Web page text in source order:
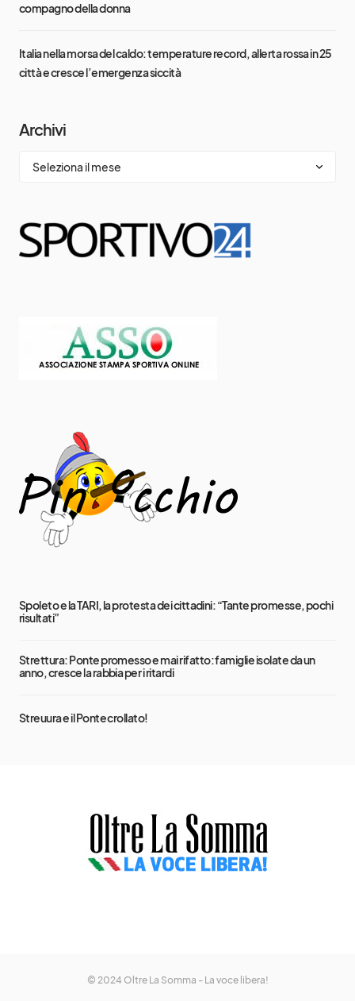
compagno della donna
Italia nella morsa del caldo: temperature record, allerta rossa in 25
città e cresce l’emergenza siccità
Archivi
Spoleto e la TARI, la protesta dei cittadini: “Tante promesse, pochi
risultati”
Strettura: Ponte promesso e mai rifatto: famiglie isolate da un
anno, cresce la rabbia per i ritardi
Streuura e il Ponte crollato!
© 2024 Oltre La Somma - La voce libera!